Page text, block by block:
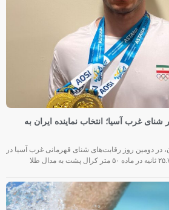
غرب آسیا؛ انتخاب نماینده ایران به
در دومین روز رقابت‌های شنای قهرمانی غرب آسیا در